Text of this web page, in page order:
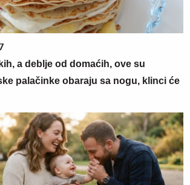
a deblje od domaćih, ove su
palačinke obaraju sa nogu, klinci će